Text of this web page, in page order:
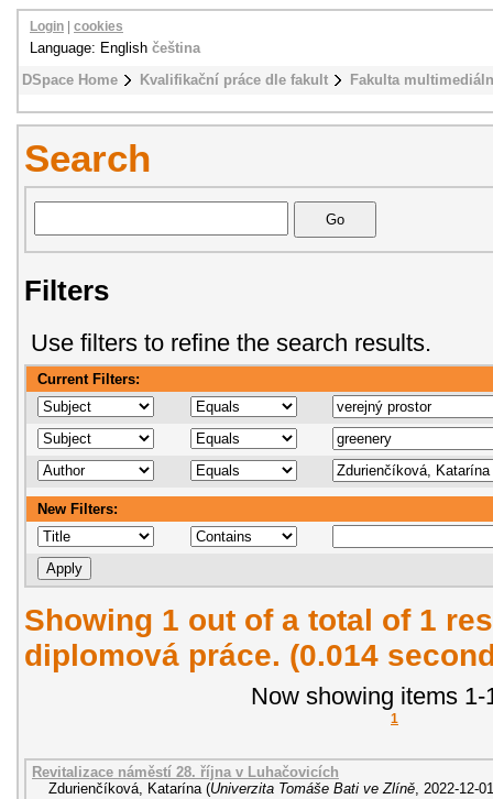
DSpace Home Kvalifikační práce dle fakult Fakulta
Login cookies
Language: English čeština
Search
Filters
Use filters to refine the search results.
Current Filters:
New Filters:
Showing 1 out of a total of 1
diplomová práce. (0.014
Now showing items 1-
1
Revitalizace náměstí 28. října v Luhačovicích
Zdurienčíková, Katarína (Univerzita Tomáše Bati ve Zlíně, 2022-12-01